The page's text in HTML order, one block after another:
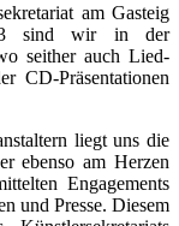
am Gasteig
sind wir in der
seither auch Lied-
CD-Präsentationen
liegt uns die
ebenso am Herzen
Engagements
und Presse. Diesem